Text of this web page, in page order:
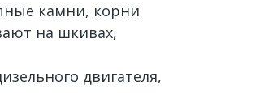
камни, корни
на шкивах,
двигателя,